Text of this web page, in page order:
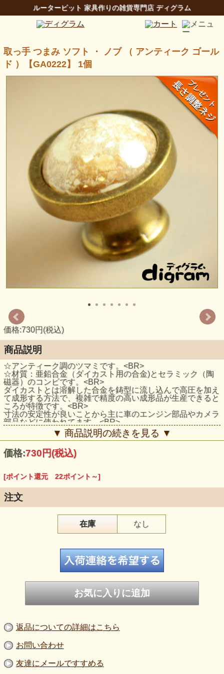
ルータービット 家具作りの雑貨専門店 ディグラム
取っ手 つまみ ソフト ・ ノブ （ アンティーク ゴール
ド ）【GA0222】 1個
価格:730円(税込)
商品説明
☆アンティーク調のツマミです。<BR>
☆材質：亜鉛合金（ダイカスト用の合金)とセラミック（陶
磁器）のコンビです。<BR>
ダイカストとは溶解した合金を鋳型に流し込んで高圧を加え
て成形する方法で、複雑で精度の高い成形品が生産できると
ころが特徴です。<BR>
寸法の安定性が良いことから主に車のエンジン部品やカメラ
部品などに使われてます。<BR>
☆取付け用ネジ付属しています。<BR>
☆サイズは写真内に記入してありますが、多少の誤差が出ま
す。<BR>
☆その他、キッチンの扉やバスルームの抽斗などのノブ、取
手、交換だけで高級感がまします。<BR>
☆５枚目の写真がある場合は、同じデザインのカラーバリエ
ーションです。<BR>
▼ 商品説明の続きを見る ▼
価格:730円(税込)
[ポイント還元 22ポイント～]
注文
在庫 なし
返品についての詳細はこちら
お問い合わせ
友達にメールですすめる